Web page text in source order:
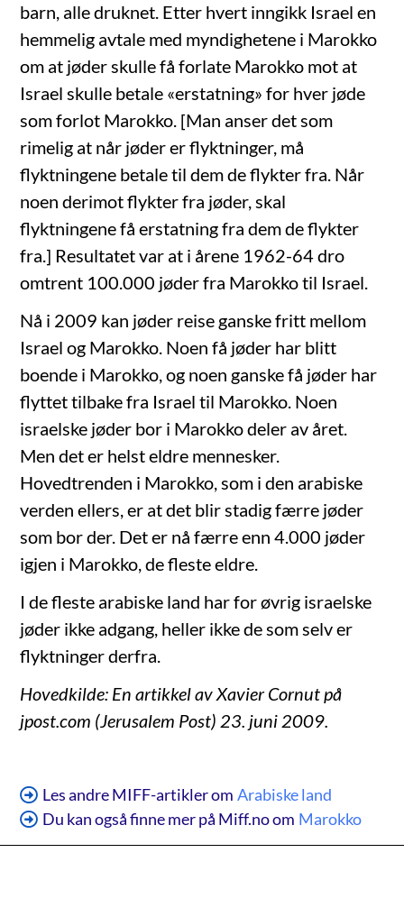
barn, alle druknet. Etter hvert inngikk Israel en
hemmelig avtale med myndighetene i Marokko
om at jøder skulle få forlate Marokko mot at
Israel skulle betale «erstatning» for hver jøde
som forlot Marokko. [Man anser det som
rimelig at når jøder er flyktninger, må
flyktningene betale til dem de flykter fra. Når
noen derimot flykter fra jøder, skal
flyktningene få erstatning fra dem de flykter
fra.] Resultatet var at i årene 1962-64 dro
omtrent 100.000 jøder fra Marokko til Israel.
Nå i 2009 kan jøder reise ganske fritt mellom
Israel og Marokko. Noen få jøder har blitt
boende i Marokko, og noen ganske få jøder har
flyttet tilbake fra Israel til Marokko. Noen
israelske jøder bor i Marokko deler av året.
Men det er helst eldre mennesker.
Hovedtrenden i Marokko, som i den arabiske
verden ellers, er at det blir stadig færre jøder
som bor der. Det er nå færre enn 4.000 jøder
igjen i Marokko, de fleste eldre.
I de fleste arabiske land har for øvrig israelske
jøder ikke adgang, heller ikke de som selv er
flyktninger derfra.
Hovedkilde: En artikkel av Xavier Cornut på
jpost.com (Jerusalem Post) 23. juni 2009.
Les andre MIFF-artikler om Arabiske land
Du kan også finne mer på Miff.no om Marokko